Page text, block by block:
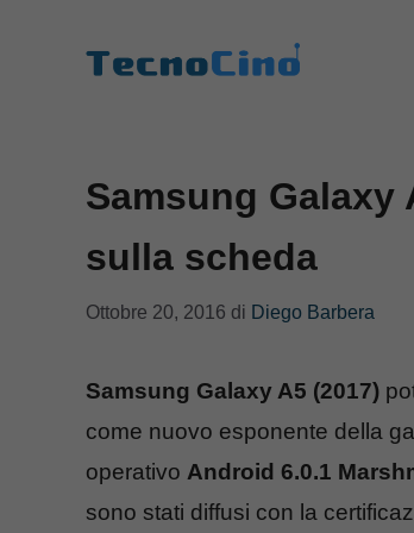
Samsung
sulla scheda
Ottobre 20, 2016 di Diego Barbera
Samsung Galaxy A5 (2017)
come nuovo esponente della
operativo Android 6.0.1
sono stati diffusi con la